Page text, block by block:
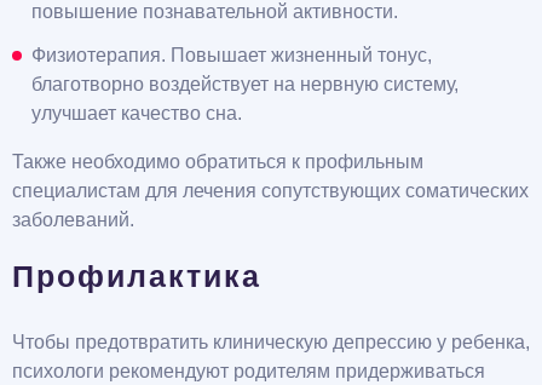
повышение познавательной активности.
Физиотерапия. Повышает жизненный тонус,
благотворно воздействует на нервную систему,
улучшает качество сна.
Также необходимо обратиться к профильным
специалистам для лечения сопутствующих соматических
заболеваний.
Профилактика
Чтобы предотвратить клиническую депрессию у ребенка,
психологи рекомендуют родителям придерживаться